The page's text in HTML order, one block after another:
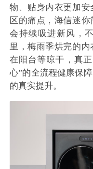
物、贴身内衣更加
区的痛点，海信迷
会持续吸进新风，
里，梅雨季烘完的
在阳台等晾干，真
心”的全流程健康保
的真实提升。